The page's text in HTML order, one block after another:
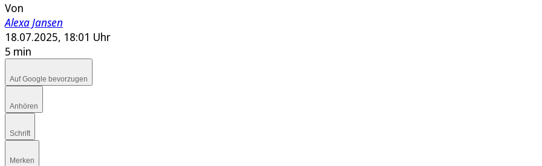
Von
Alexa Jansen
18.07.2025, 18:01 Uhr
5 min
Auf Google bevorzugen
Anhören
Schrift
Merken